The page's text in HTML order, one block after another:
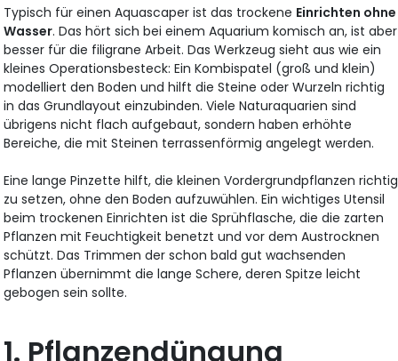
Typisch für einen Aquascaper ist das trockene Einrichten ohne
Wasser. Das hört sich bei einem Aquarium komisch an, ist aber
besser für die filigrane Arbeit. Das Werkzeug sieht aus wie ein
kleines Operationsbesteck: Ein Kombispatel (groß und klein)
modelliert den Boden und hilft die Steine oder Wurzeln richtig
in das Grundlayout einzubinden. Viele Naturaquarien sind
übrigens nicht flach aufgebaut, sondern haben erhöhte
Bereiche, die mit Steinen terrassenförmig angelegt werden.
Eine lange Pinzette hilft, die kleinen Vordergrundpflanzen richtig
zu setzen, ohne den Boden aufzuwühlen. Ein wichtiges Utensil
beim trockenen Einrichten ist die Sprühflasche, die die zarten
Pflanzen mit Feuchtigkeit benetzt und vor dem Austrocknen
schützt. Das Trimmen der schon bald gut wachsenden
Pflanzen übernimmt die lange Schere, deren Spitze leicht
gebogen sein sollte.
1. Pflanzendüngung